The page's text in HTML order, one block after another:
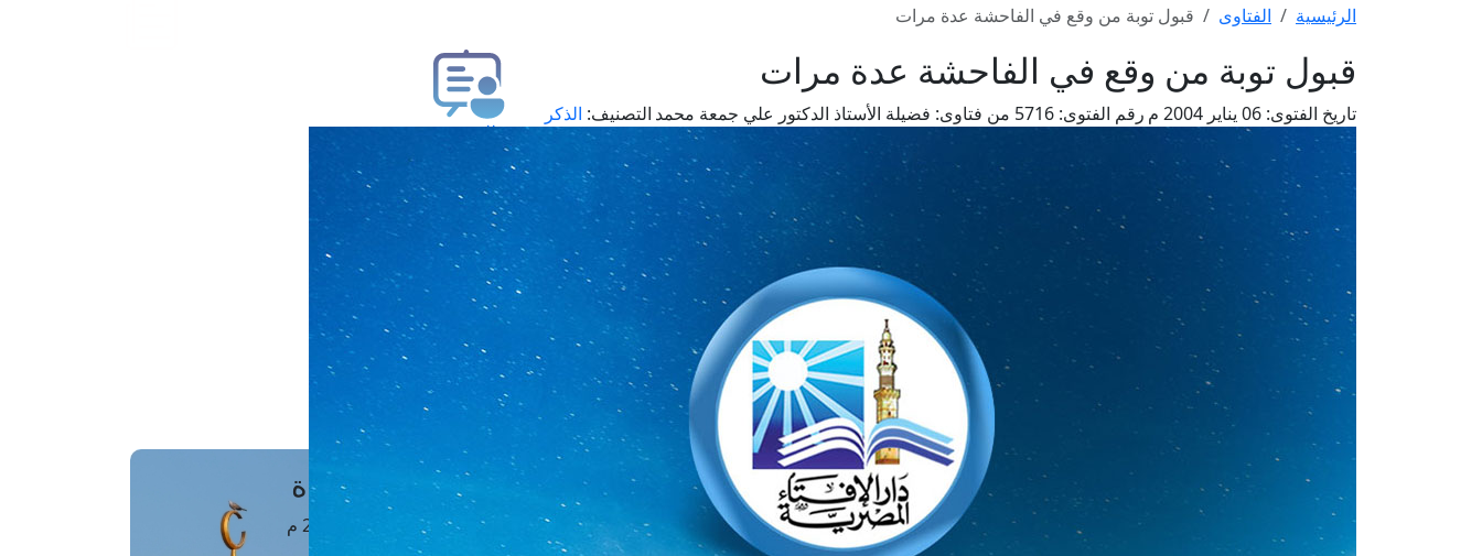
الرئيسية الفتاوى قبول توبة من وقع في الفاحشة عدة مرات
قبول توبة من وقع في الفاحشة عدة مرات
تاريخ الفتوى: رقم الفتوى: 5716 من فتاوى: فضيلة الأستاذ الدكتور علي جمعة محمد التصنيف: الذكر
طلب فتوى
استعلام عن فتوى
حجز موعد
الفتوى الهاتفية
مَواقِيتُ الصَّـــلاة
القاهرة · 07 أغسطس 2026 م